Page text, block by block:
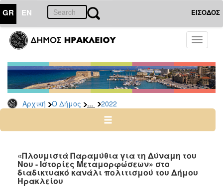
GR EN ΕΙΣΟΔΟΣ
Toggle
Αρχική Ο Δήμος ... 2022
ΔΗΜΟΣ
Δελτία
Τύπου
Αρχείο
2026
2024
2022
2021
«Πλουμιστά Παραμύθια για τη Δύναμη του
Νου - Ιστορίες Μεταμορφώσεων» στο
διαδικτυακό κανάλι πολιτισμού του Δήμου
Ηρακλείου